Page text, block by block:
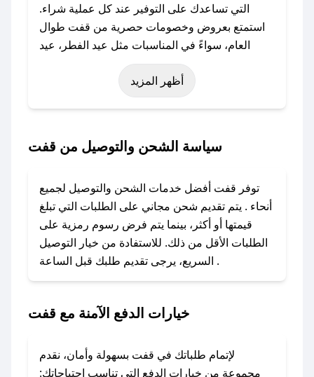
التي تساعدك على التوفير عند كل عملية شراء.
استمتع بعروض وخصومات حصرية من قفت طوال
العام، سواءً في المناسبات مثل عيد الفطر، عيد
الأضحى، الجمعة البيضاء (شهر نوفمبر)، رمضان،
اليوم الوطني، يوم التأسيس، أو حتى عروض خاصة
باستخدام تطبيق صحصح، يمكنك العثور بسهولة على
معنا عبر تويتر أو البريد الإلكتروني لإضافته بسرعة.
### كيفية استخدام كود خصم قفت؟
1. انسخ كود الخصم من تطبيق صحصح.
2. الصقه في خانة الدفع عند التسوق من قفت.
لا تقلق! يمكنك التواصل مع فريق دعم صحصح عبر
وسنقوم بحل المشكلة في أسرع وقت ممكن.
أظهر المزيد
سياسة الشحن والتوصيل من قفت
توفر قفت أفضل خدمات الشحن والتوصيل لجميع
أنحاء . يتم تقديم شحن مجاني على الطلبات التي تبلغ
قيمتها أو أكثر، بينما يتم فرض رسوم رمزية على
الطلبات الأقل من ذلك. للاستفادة من خيار التوصيل
السريع، يرجى تقديم طلبك قبل الساعة .
خيارات الدفع الآمنة مع قفت
لإتمام طلباتك في قفت بسهولة وأمان، نقدم
مجموعة من خيارات الدفع التي تناسب احتياجاتك: